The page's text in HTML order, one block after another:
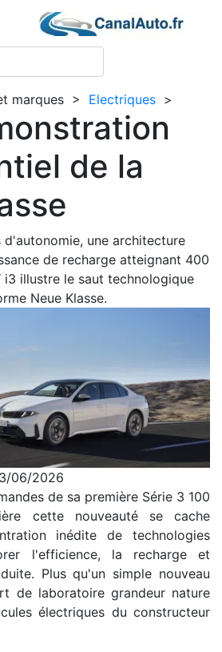
marques > Electriques >
de la
une architecture
de recharge atteignant 400
i3 illustre le saut technologique
Neue Klasse.
06/2026
de sa première Série 3 100
cette nouveauté se cache
inédite de technologies
l'efficience, la recharge et
Plus qu'un simple nouveau
de laboratoire grandeur nature
électriques du constructeur